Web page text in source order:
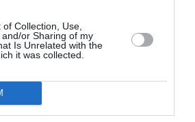
Collection, Use,
or Sharing of my
Is Unrelated with the
it was collected.